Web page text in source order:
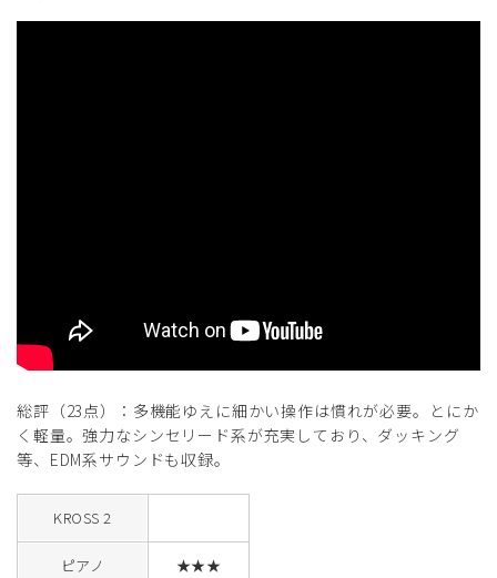
総評（23点）：多機能ゆえに細かい操作は慣れが必要。とにか
く軽量。強力なシンセリード系が充実しており、ダッキング
等、EDM系サウンドも収録。
KROSS 2
ピアノ ★★★